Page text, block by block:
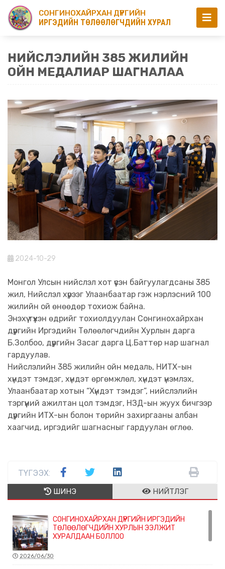
СОНГИНОХАЙРХАН ДҮҮРГИЙН
ИРГЭДИЙН ТӨЛӨӨЛӨГЧДИЙН ХУРАЛ
НИЙСЛЭЛИЙН 385 ЖИЛИЙН
ОЙН МЕДАЛИАР ШАГНАЛАА
2024-10-29
Монгол Улсын нийслэл хот үүсэн байгуулагдсаны 385
жил, Нийслэл хүрээг Улаанбаатар гэж нэрлэсний 100
жилийн ой өнөөдөр тохиож байна.
Энэхүү түүхэн өдрийг тохиолдуулан Сонгинохайрхан
дүүргийн Иргэдийн Төлөөлөгчдийн Хурлын дарга
Б.Золбоо, дүүргийн Засаг дарга Ц.Баттөр нар шагнал
гардуулав.
Нийслэлийн 385 жилийн ойн медаль, НИТХ-ын
хүндэт тэмдэг, хүндэт өргөмжлөл, хүндэт үнэмлэх,
Улаанбаатар хотын “Хүндэт тэмдэг”, нийслэлийн
тэргүүний ажилтан цол тэмдэг, НЗД-ын жуух бичгээр
дүүргийн ИТХ-ын болон төрийн захиргааны албан
хаагчид, иргэдийг шагнасныг гардуулан өглөө.
ТҮГЭЭХ:
ШИНЭ НИЙТЛЭГ
СОНГИНОХАЙРХАН ДҮҮРГИЙН ИРГЭДИЙН
ТӨЛӨӨЛӨГЧДИЙН ХУРЛЫН ЭЭЛЖИТ
ХУРАЛДААН БОЛЛОО
2026/06/30